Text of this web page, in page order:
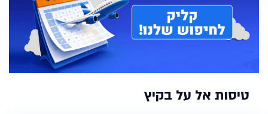
טיסות אל על בקיץ